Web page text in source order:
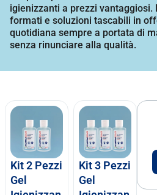
igienizzanti a prezzi vantaggiosi.
formati e soluzioni tascabili in
quotidiana sempre a portata di
senza rinunciare alla qualità.
Kit 2 Pezzi
Gel
Kit 3 Pezzi
Gel